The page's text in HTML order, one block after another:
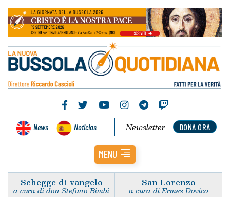
News Noticias DONA ORA
Newsletter
MENU
Schegge di vangelo
a cura di don Stefano Bimbi
San Lorenzo
a cura di Ermes Dovico